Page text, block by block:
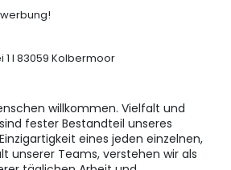
1 I 83059 Kolbermoor
willkommen. Vielfalt und
fester Bestandteil unseres
eines jeden einzelnen,
unserer Teams, verstehen wir als